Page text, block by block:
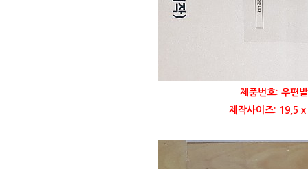
제품번호: 우편
제작사이즈: 19,5